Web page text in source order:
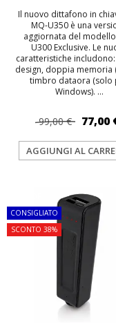
Il nuovo dittafono in
MQ-U350 è una
aggiornata del
U300 Exclusive. Le
caratteristiche
design, doppia memoria
timbro dataora (solo
Windows). ...
99,00 € 77,00
AGGIUNGI AL
CONSIGLIATO
SCONTO 38%